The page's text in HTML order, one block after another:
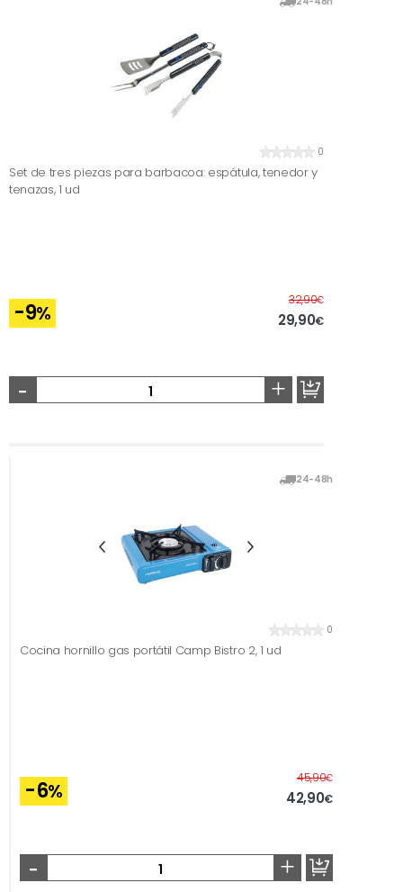
0
Set de tres piezas para barbacoa: espátula, tenedor y
tenazas, 1 ud
-9%
32,90€Before
29,90€
- +
24-48h
0
Cocina hornillo gas portátil Camp Bistro 2, 1 ud
-6%
45,90€Before
42,90€
- +